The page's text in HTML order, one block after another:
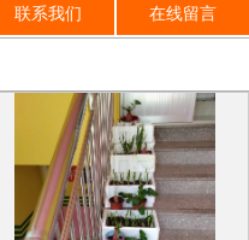
联系我们 在线留言